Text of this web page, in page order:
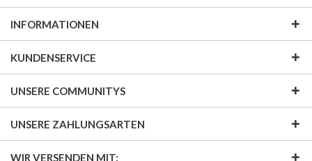
INFORMATIONEN
KUNDENSERVICE
UNSERE COMMUNITYS
UNSERE ZAHLUNGSARTEN
WIR VERSENDEN MIT: